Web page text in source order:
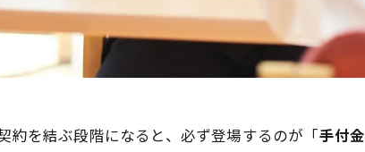
約を結ぶ段階になると、必ず登場するのが「手付金